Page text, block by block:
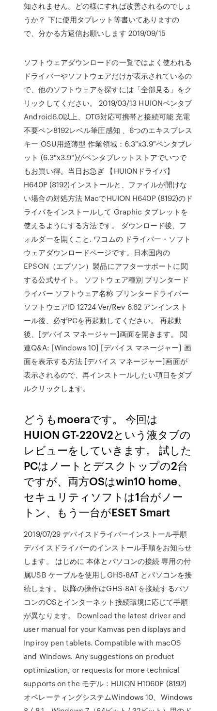
知されません。どの様にすれば改善されるのでしょ
うか？ 下に使用タブレット等書いてありますの
で、分かる方返信お願いします 2019/09/15
ソフトウェアダウンロードの一覧ではよく使われる
ドライバーやソフトウェアだけが表示されているの
で、他のソフトウェアを探すには「全部見る」をク
リックしてください。 2019/03/13 HUIONペンタブ
Android6.0以上、OTG対応可携帯と接続可能 充電
不要ペン8192レベル筆圧感知 、6つのエキスプレス
キー OSU用超薄型 作業領域：6.3"x3.9"ペンタブレ
ット (6.3"x3.9")がペンタブレットストアでいつで
もお買い得。当日お急ぎ 【HUIONドライバ】
H640P (8192)インストールと、ファイルが開けな
い場合の対処方法 MacでHUION H640P (8192)のド
ライバをインストールして Graphic タブレットを
使えるようにする方法です。 ダウンロード後、フ
ォルダーを開くこと. ワコムの ドライバー・ソフト
ウェアダウンロードページです。日本国内の
EPSON（エプソン）製品にアフターサポートに関
する公式サイト。 ソフトウェア種別 プリンタード
ライバー ソフトウェア名称 プリンタードライバー
ソフトウェアID 12724 Ver/Rev 6.62 アンインスト
ール後、必ずPCを再起動してください。 再起動
後、[デバイス マネージャー]画面を開きます。 関
連Q&A: [Windows 10] [デバイス マネージャー] 画
面を表示する方法 [デバイス マネージャー]画面が
表示されるので、再インストールしたい項目をダブ
ルクリックします。
どうもmoeraです。 今回は
HUION GT-220V2という液タブの
レビューをしていきます。 試した
PCはノートとデスクトップの2台
ですが、両方OSはwin10 home、
セキュリティソフトは1台がノー
トン、もう一台がESET Smart
2019/07/29 デバイスドライバーインストール手順
デバイスドライバーのインストール手順をお知らせ
します。 はじめに 本体とパソコンの接続 専用の付
属USB ケーブルを使用しGHS-8AT とパソコンを接
続します。 以降の操作はGHS-8ATを接続するパソ
コンのOSとインターネット接続環境に応じて手順
が異なります。 Download the latest driver and
user manual for your Kamvas pen displays and
Inpiroy pen tablets. Compatible with macOS
and Windows. Any suggestions on product
optimization, or requests for more technical
supports on the モデル：HUION H1060P (8192)
オペレーティングシステムWindows 10、Windows